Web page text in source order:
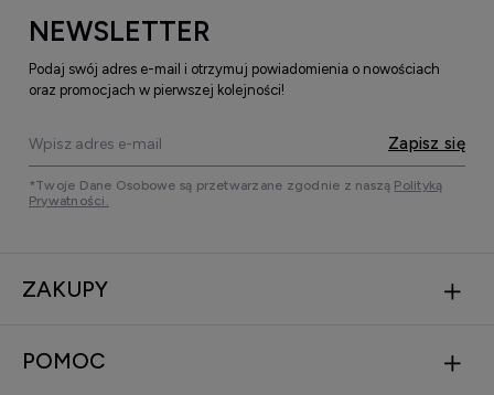
NEWSLETTER
Podaj swój adres e-mail i otrzymuj powiadomienia o nowościach
oraz promocjach w pierwszej kolejności!
Zapisz się
*Twoje Dane Osobowe są przetwarzane zgodnie z naszą Polityką
Prywatności.
ZAKUPY
POMOC